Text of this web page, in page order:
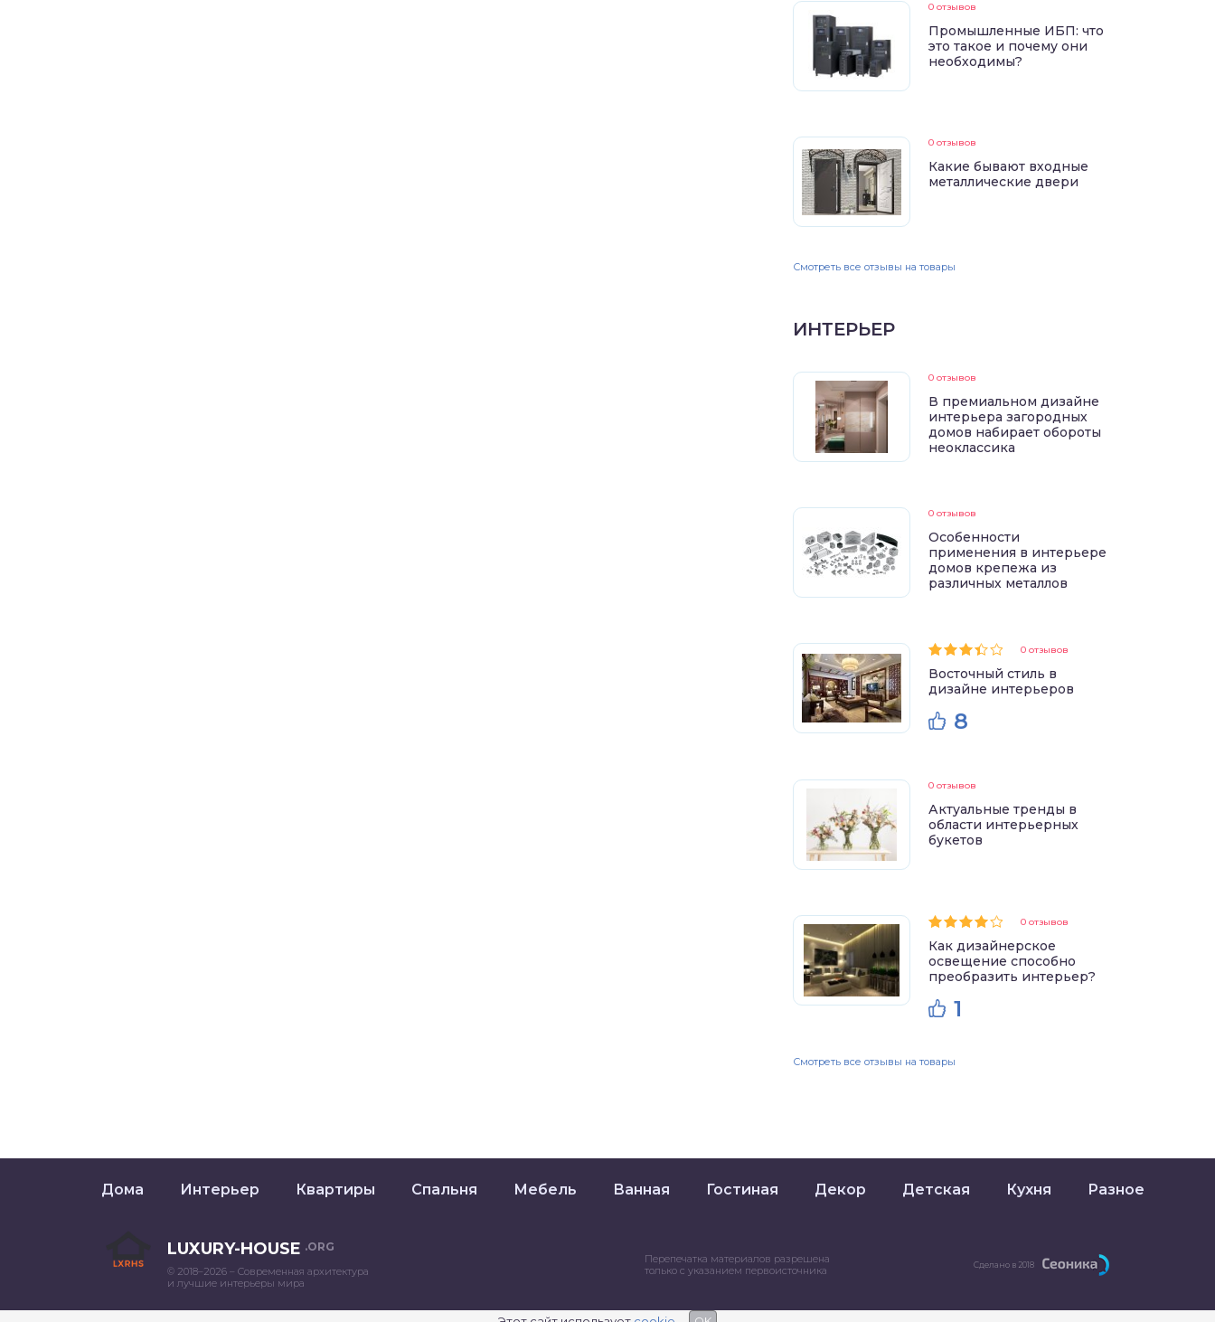
0 отзывов
Промышленные ИБП: что
это такое и почему они
необходимы?
0 отзывов
Какие бывают входные
металлические двери
Смотреть все отзывы на товары
ИНТЕРЬЕР
0 отзывов
В премиальном дизайне
интерьера загородных
домов набирает обороты
неоклассика
0 отзывов
Особенности
применения в интерьере
домов крепежа из
различных металлов
0 отзывов
Восточный стиль в
дизайне интерьеров
8
0 отзывов
Актуальные тренды в
области интерьерных
букетов
0 отзывов
Как дизайнерское
освещение способно
преобразить интерьер?
1
Смотреть все отзывы на товары
Дома Интерьер Квартиры Спальня Мебель Ванная Гостиная Декор Детская Кухня Разное
LUXURY-HOUSE .ORG
© 2018–2026 – Современная архитектура
и лучшие интерьеры мира
Перепечатка материалов разрешена
только с указанием первоисточника
Сделано в 2018